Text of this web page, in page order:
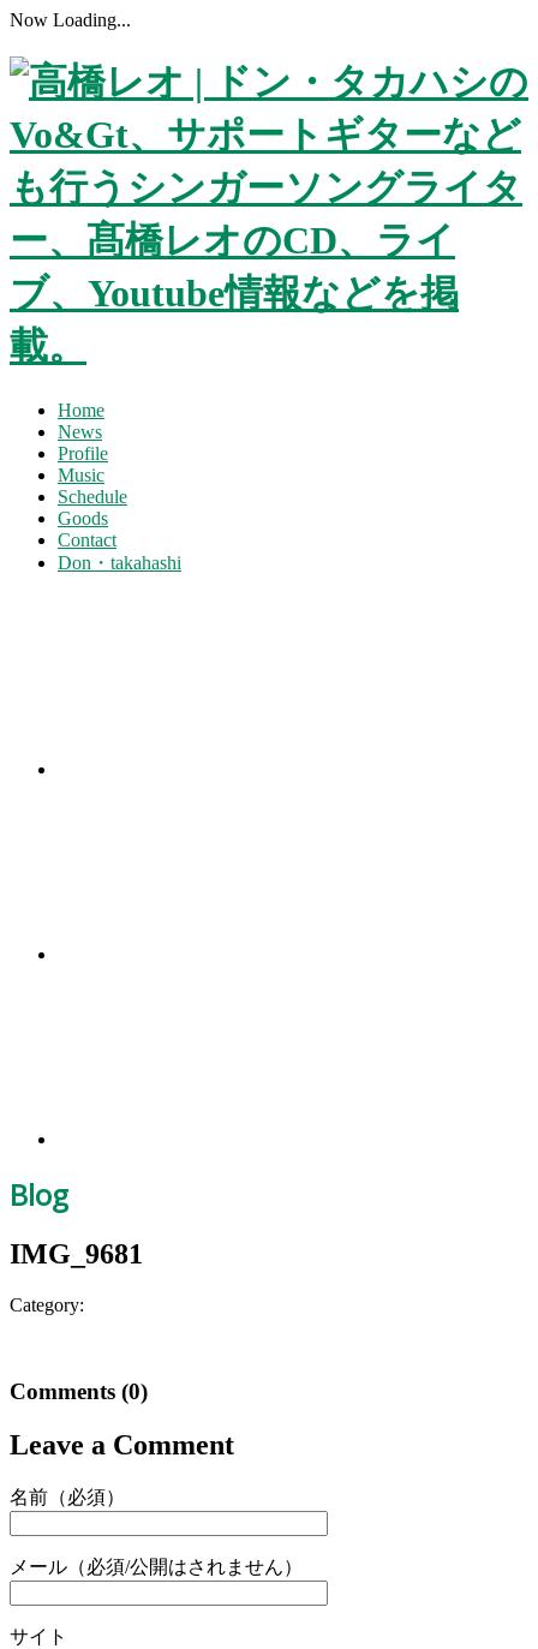
Now Loading...
Home
News
Profile
Music
Schedule
Goods
Contact
Don・takahashi
Blog
IMG_9681
Category:
Comments (0)
Leave a Comment
名前（必須）
メール（必須/公開はされません）
サイト